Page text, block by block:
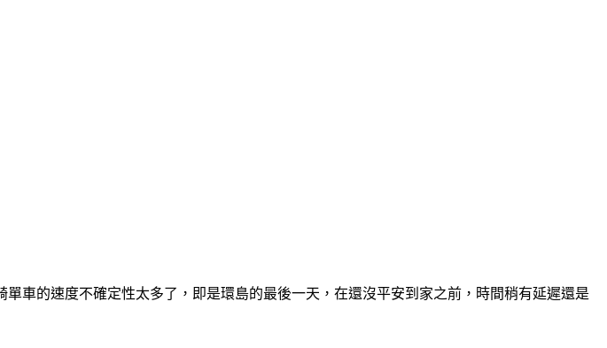
車的速度不確定性太多了，即是環島的最後一天，在還沒平安到家之前，時間稍有延遲還是